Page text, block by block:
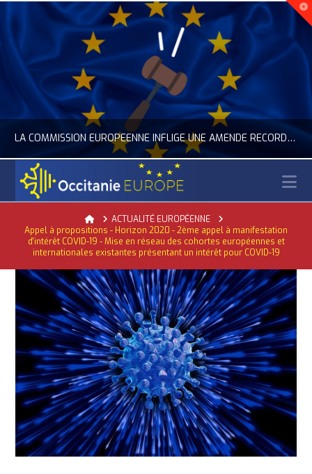
LA COMMISSION EUROPÉENNE INFLIGE UNE AMENDE RECORD À GOOGLE
EUROPÉENNE, ACTUALITÉ DE LA REPRÉSENTATION D’OCCITANIE EUROPE, NUMÉRIQUE- DIGITAL ACTUALITÉ DE
HomeACTUALITÉ EUROPÉENNE
Appel à propositions - Horizon 2020 - 2ème appel à manifestation
d'intérêt COVID-19 - Mise en réseau des cohortes européennes et
internationales existantes présentant un intérêt pour COVID-19